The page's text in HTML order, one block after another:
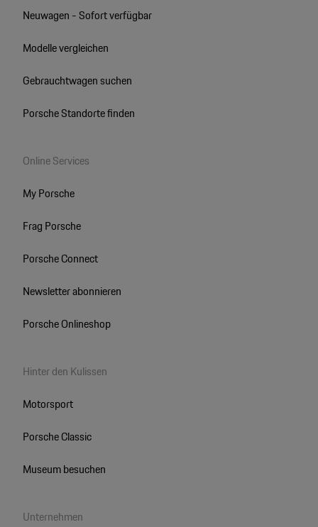
Neuwagen - Sofort verfügbar
Modelle vergleichen
Gebrauchtwagen suchen
Porsche Standorte finden
Online Services
My Porsche
Frag Porsche
Porsche Connect
Newsletter abonnieren
Porsche Onlineshop
Hinter den Kulissen
Motorsport
Porsche Classic
Museum besuchen
Unternehmen